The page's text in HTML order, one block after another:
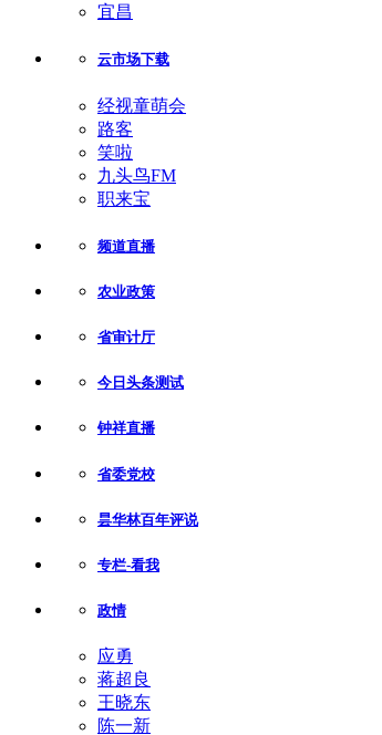
宜昌
云市场下载
经视童萌会
路客
笑啦
九头鸟FM
职来宝
频道直播
农业政策
省审计厅
今日头条测试
钟祥直播
省委党校
昙华林百年评说
专栏-看我
政情
应勇
蒋超良
王晓东
陈一新